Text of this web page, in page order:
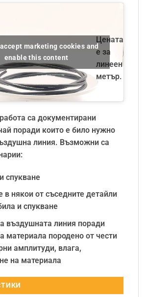
Цената
е за
линеен
метър.
marketing cookies and
enable this content
са документирани
поради които е било нужно
линия. Възможни са
спукване
в някои от съседните детайли
и спукване
въздушната линия поради
материала породено от чести
амплитуди, влага,
на материала